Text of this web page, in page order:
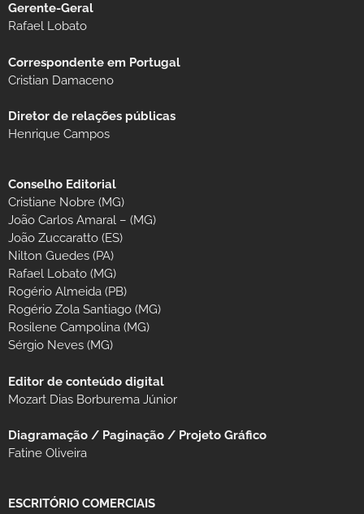
Gerente-Geral
Rafael Lobato
Correspondente em Portugal
Cristian Damaceno
Diretor de relações públicas
Henrique Campos
Conselho Editorial
Cristiane Nobre (MG)
João Carlos Amaral – (MG)
João Zuccaratto (ES)
Nilton Guedes (PA)
Rafael Lobato (MG)
Rogério Almeida (PB)
Rogério Zola Santiago (MG)
Rosilene Campolina (MG)
Sérgio Neves (MG)
Editor de conteúdo digital
Mozart Dias Borburema Júnior
Diagramação / Paginação / Projeto Gráfico
Fatine Oliveira
ESCRITÓRIO COMERCIAIS